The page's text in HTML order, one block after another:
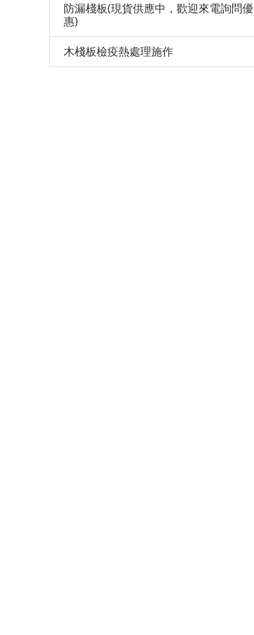
防漏棧板(現貨供應中，歡迎來電詢問優
惠)
木棧板檢疫熱處理施作